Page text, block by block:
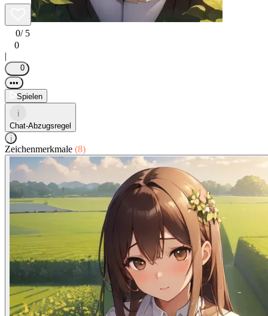
0/ 5
0
|
0
•••
Spielen
i
Chat-Abzugsregel
i
Zeichenmerkmale (8)